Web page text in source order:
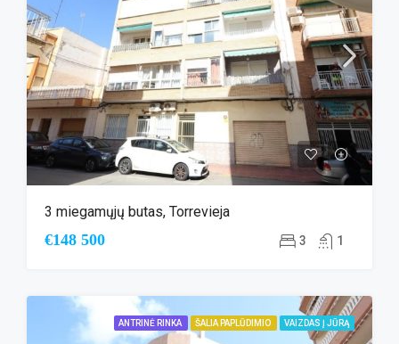
3 miegamųjų butas, Torrevieja
€148 500 3 1
ANTRINĖ RINKA ŠALIA PAPLŪDIMIO VAIZDAS Į JŪRĄ